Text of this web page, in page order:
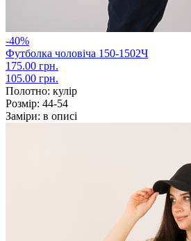
-40%
Футболка чоловіча 150-1502Ч
175.00 грн.
105.00 грн.
Полотно: кулір
Розмір: 44-54
Заміри: в описі